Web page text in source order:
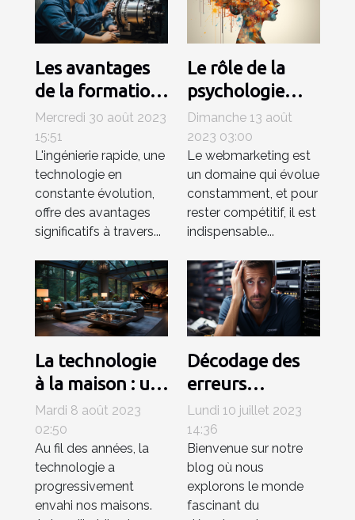
Les avantages
de la formation
en ingénierie
rapide
Mercredi 30 août 2023
15:51
L'ingénierie rapide, une
technologie en
constante évolution,
offre des avantages
significatifs à travers...
Le rôle de la
psychologie
dans le
webmarketing
Dimanche 13 août
2023 03:00
Le webmarketing est
un domaine qui évolue
constamment, et pour
rester compétitif, il est
indispensable...
La technologie
à la maison : un
luxe ou une
nécessité ?
Mardi 8 août 2023
02:50
Au fil des années, la
technologie a
progressivement
envahi nos maisons.
Décodage des
erreurs
informatiques
communes et
solutions
pratiques sur
Fatal-error.net
Lundi 10 juillet 2023
14:36
Bienvenue sur notre
blog où nous
explorons le monde
fascinant du